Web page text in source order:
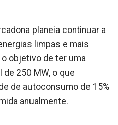
planeia continuar a
limpas e mais
objetivo de ter uma
250 MW, o que
de autoconsumo de 15%
anualmente.